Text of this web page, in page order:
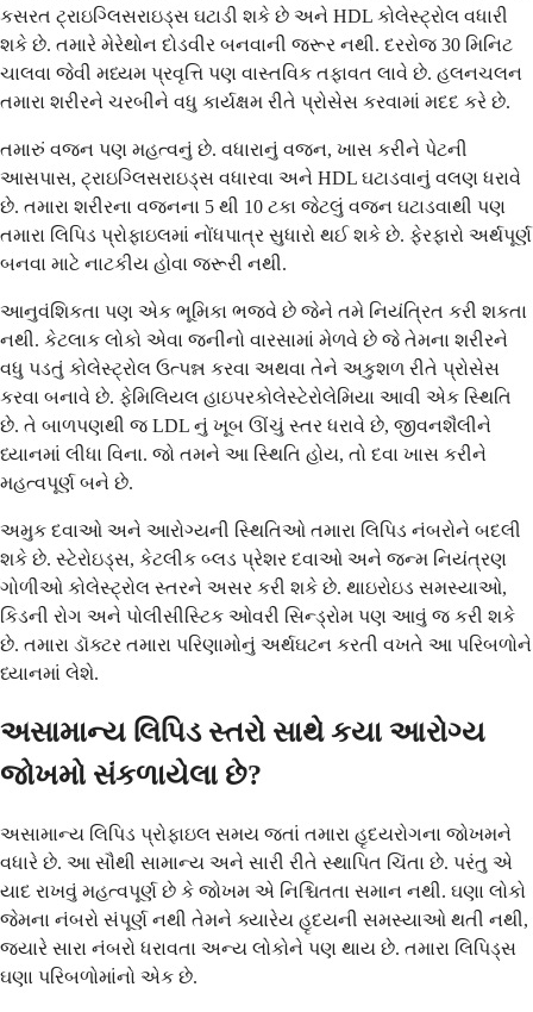
કસરત ટ્રાઇગ્લિસરાઇડ્સ ઘટાડી શકે છે અને HDL કોલેસ્ટ્રોલ વધારી
શકે છે. તમારે મેરેથોન દોડવીર બનવાની જરૂર નથી. દરરોજ 30 મિનિટ
ચાલવા જેવી મધ્યમ પ્રવૃત્તિ પણ વાસ્તવિક તફાવત લાવે છે. હલનચલન
તમારા શરીરને ચરબીને વધુ કાર્યક્ષમ રીતે પ્રોસેસ કરવામાં મદદ કરે છે.
તમારું વજન પણ મહત્વનું છે. વધારાનું વજન, ખાસ કરીને પેટની
આસપાસ, ટ્રાઇગ્લિસરાઇડ્સ વધારવા અને HDL ઘટાડવાનું વલણ ધરાવે
છે. તમારા શરીરના વજનના 5 થી 10 ટકા જેટલું વજન ઘટાડવાથી પણ
તમારા લિપિડ પ્રોફાઇલમાં નોંધપાત્ર સુધારો થઈ શકે છે. ફેરફારો અર્થપૂર્ણ
બનવા માટે નાટકીય હોવા જરૂરી નથી.
આનુવંશિકતા પણ એક ભૂમિકા ભજવે છે જેને તમે નિયંત્રિત કરી શકતા
નથી. કેટલાક લોકો એવા જનીનો વારસામાં મેળવે છે જે તેમના શરીરને
વધુ પડતું કોલેસ્ટ્રોલ ઉત્પન્ન કરવા અથવા તેને અકુશળ રીતે પ્રોસેસ
કરવા બનાવે છે. ફેમિલિયલ હાઇપરકોલેસ્ટેરોલેમિયા આવી એક સ્થિતિ
છે. તે બાળપણથી જ LDL નું ખૂબ ઊંચું સ્તર ધરાવે છે, જીવનશૈલીને
ધ્યાનમાં લીધા વિના. જો તમને આ સ્થિતિ હોય, તો દવા ખાસ કરીને
મહત્વપૂર્ણ બને છે.
અમુક દવાઓ અને આરોગ્યની સ્થિતિઓ તમારા લિપિડ નંબરોને બદલી
શકે છે. સ્ટેરોઇડ્સ, કેટલીક બ્લડ પ્રેશર દવાઓ અને જન્મ નિયંત્રણ
ગોળીઓ કોલેસ્ટ્રોલ સ્તરને અસર કરી શકે છે. થાઇરોઇડ સમસ્યાઓ,
કિડની રોગ અને પોલીસીસ્ટિક ઓવરી સિન્ડ્રોમ પણ આવું જ કરી શકે
છે. તમારા ડૉક્ટર તમારા પરિણામોનું અર્થઘટન કરતી વખતે આ પરિબળોને
ધ્યાનમાં લેશે.
અસામાન્ય લિપિડ સ્તરો સાથે કયા આરોગ્ય
જોખમો સંકળાયેલા છે?
અસામાન્ય લિપિડ પ્રોફાઇલ સમય જતાં તમારા હૃદયરોગના જોખમને
વધારે છે. આ સૌથી સામાન્ય અને સારી રીતે સ્થાપિત ચિંતા છે. પરંતુ એ
યાદ રાખવું મહત્વપૂર્ણ છે કે જોખમ એ નિશ્ચિતતા સમાન નથી. ઘણા લોકો
જેમના નંબરો સંપૂર્ણ નથી તેમને ક્યારેય હૃદયની સમસ્યાઓ થતી નથી,
જ્યારે સારા નંબરો ધરાવતા અન્ય લોકોને પણ થાય છે. તમારા લિપિડ્સ
ઘણા પરિબળોમાંનો એક છે.